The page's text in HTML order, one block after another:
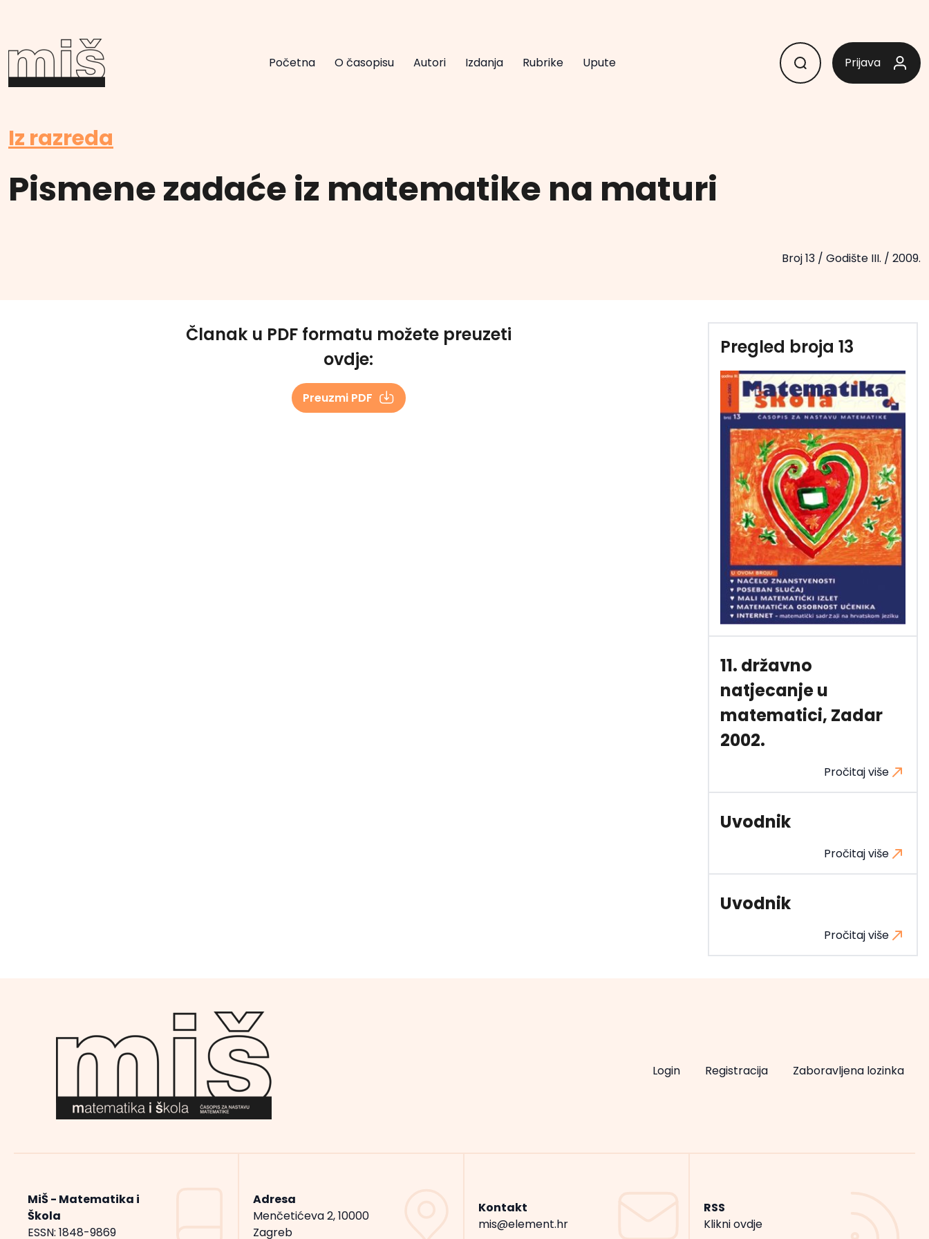
Početna O časopisu Autori Izdanja Rubrike Upute Prijava
Iz razreda
Pismene zadaće iz matematike na maturi
Broj 13/ Godište III. / 2009.
Članak u PDF formatu možete preuzeti
ovdje:
Preuzmi PDF
Pregled broja 13
11. državno
natjecanje u
matematici, Zadar
2002.
Pročitaj više
Uvodnik
Pročitaj više
Uvodnik
Pročitaj više
Login Registracija Zaboravljena lozinka
MiŠ - Matematika i
Škola
ESSN: 1848-9869
Adresa
Menčetićeva 2, 10000
Zagreb
Kontakt
mis@element.hr
RSS
Klikni ovdje